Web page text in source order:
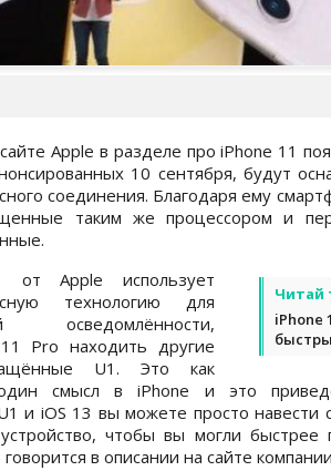
Apple в разделе про iPhone 11
10 сентября, будут
соединения. Благодаря ему
таким же процессором и
Читай
iPhone
Apple использует
технологию для
осведомлённости,
Pro находить другие
U1. Это как
смысл в iPhone и это
и iOS 13 вы можете просто
чтобы вы могли быстрее
в описании на сайте